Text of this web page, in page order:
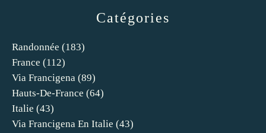
Catégories
Randonnée (183)
France (112)
Via Francigena (89)
Hauts-De-France (64)
Italie (43)
Via Francigena En Italie (43)